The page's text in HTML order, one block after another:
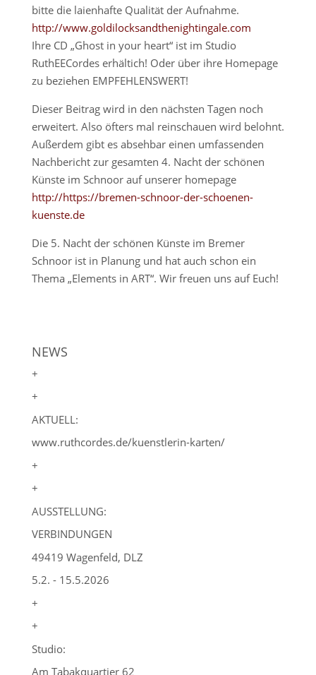
bitte die laienhafte Qualität der Aufnahme.
http://www.goldilocksandthenightingale.com
Ihre CD „Ghost in your heart“ ist im Studio
RuthEECordes erhältich! Oder über ihre Homepage
zu beziehen EMPFEHLENSWERT!
Dieser Beitrag wird in den nächsten Tagen noch
erweitert. Also öfters mal reinschauen wird belohnt.
Außerdem gibt es absehbar einen umfassenden
Nachbericht zur gesamten 4. Nacht der schönen
Künste im Schnoor auf unserer homepage
http://https://bremen-schnoor-der-schoenen-
kuenste.de
Die 5. Nacht der schönen Künste im Bremer
Schnoor ist in Planung und hat auch schon ein
Thema „Elements in ART“. Wir freuen uns auf Euch!
NEWS
+
+
AKTUELL:
www.ruthcordes.de/kuenstlerin-karten/
+
+
AUSSTELLUNG:
VERBINDUNGEN
49419 Wagenfeld, DLZ
5.2. - 15.5.2026
+
+
Studio:
Am Tabakquartier 62